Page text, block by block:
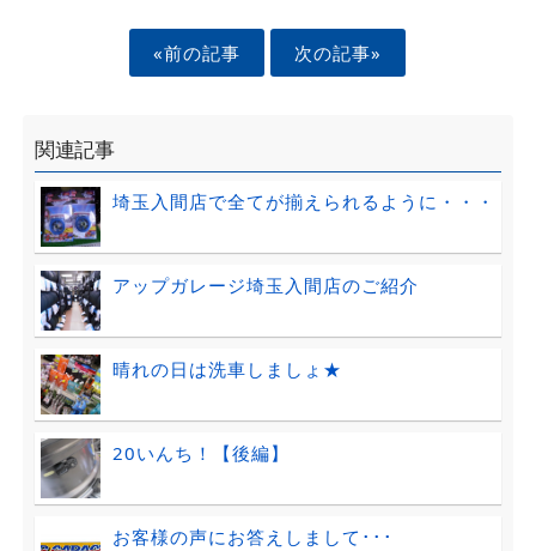
«前の記事 次の記事»
関連記事
埼玉入間店で全てが揃えられるように・・・
アップガレージ埼玉入間店のご紹介
晴れの日は洗車しましょ★
20いんち！【後編】
お客様の声にお答えしまして･･･